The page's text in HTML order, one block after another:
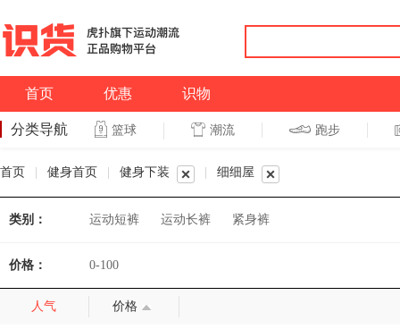
首页 优惠 识物
分类导航 篮球 潮流 跑步
首页 健身首页 健身下装 细细屋
类别： 运动短裤 运动长裤 紧身裤
价格： 0-100
人气 价格